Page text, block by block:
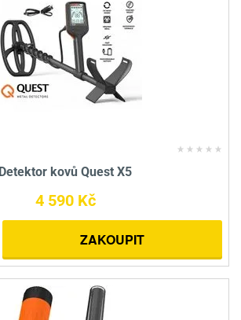
Detektor kovů Quest X5
4 590 Kč
ZAKOUPIT